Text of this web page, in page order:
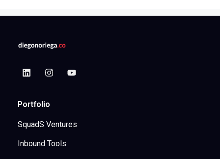
Portfolio
SquadS Ventures
Inbound Tools